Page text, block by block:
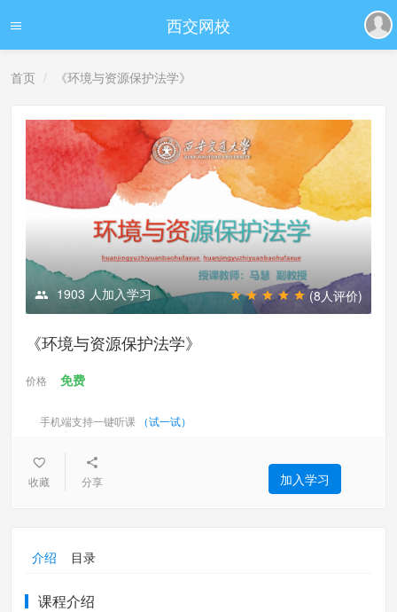
西交网校
首页 《环境与资源保护法学》
1903 人加入学习 (8人评价)
《环境与资源保护法学》
价格 免费
手机端支持一键听课 （试一试）
收藏 分享 加入学习
介绍 目录
课程介绍